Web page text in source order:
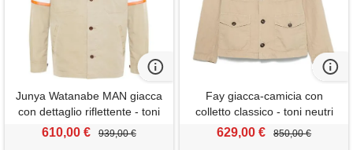
Junya Watanabe MAN giacca
con dettaglio riflettente - toni
neutri
610,00 € 939,00 €
Fay giacca-camicia con
colletto classico - toni neutri
629,00 € 850,00 €